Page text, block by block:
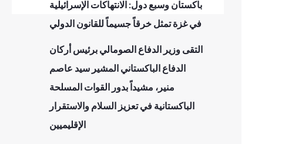
باكستان وسبع دول: الانتهاكات الإسرائيلية
في غزة تمثل خرقاً جسيماً للقانون الدولي
التقى وزير الدفاع الصومالي برئيس أركان
الدفاع الباكستاني المشير سيد عاصم
منير، مشيداً بدور القوات المسلحة
الباكستانية في تعزيز السلام والاستقرار
الإقليميين